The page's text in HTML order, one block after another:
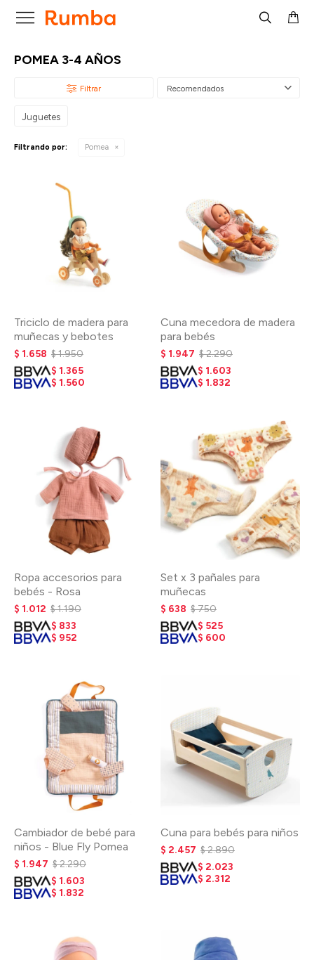

POMEA 3-4 AÑOS
Recomendados
Juguetes
Filtrando por: Pomea
Triciclo de madera para
muñecas y bebotes
$ 1.658 $1.950
$ 1.365
$ 1.560
Cuna mecedora de madera
para bebés
$ 1.947 $2.290
$ 1.603
$ 1.832
Ropa accesorios para
bebés - Rosa
$ 1.012 $1.190
$ 833
$ 952
Set x 3 pañales para
muñecas
$ 638 $750
$ 525
$ 600
Cambiador de bebé para
niños - Blue Fly Pomea
$ 1.947 $2.290
$ 1.603
$ 1.832
Cuna para bebés para niños
$ 2.457 $2.890
$ 2.023
$ 2.312